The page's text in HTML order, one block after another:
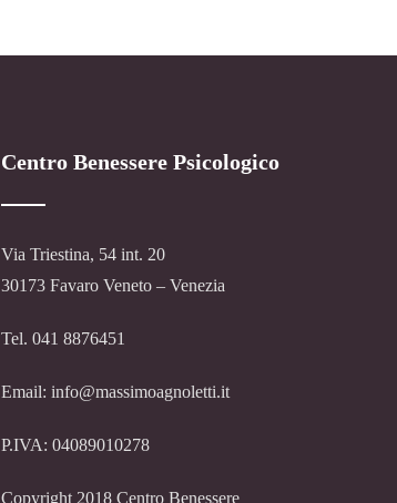
Centro Benessere Psicologico
Via Triestina, 54 int. 20
30173 Favaro Veneto – Venezia
Tel. 041 8876451
Email: info@massimoagnoletti.it
P.IVA: 04089010278
Copyright 2018 Centro Benessere